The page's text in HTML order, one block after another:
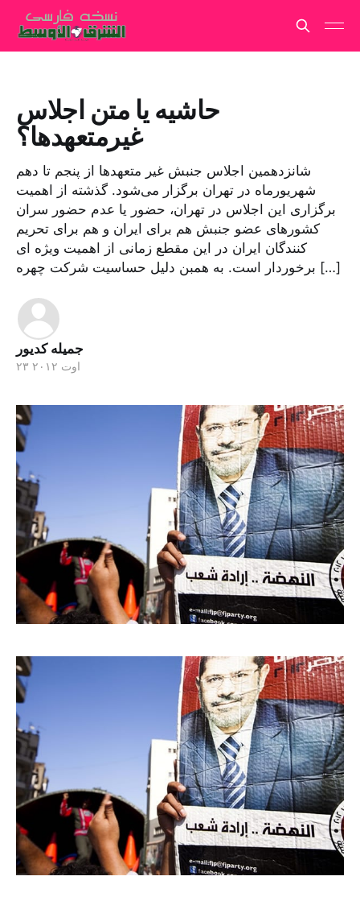
حاشیه یا متن اجلاس
غیرمتعهدها؟
شانزدهمین اجلاس جنبش غیر متعهدها از پنجم تا دهم
شهریورماه در تهران برگزار می‌شود. گذشته از اهمیت
برگزاری این اجلاس در تهران، حضور یا عدم حضور سران
کشورهای عضو جنبش هم برای ایران و هم برای تحریم
کنندگان ایران در این مقطع زمانی از اهمیت ویژه ای
برخوردار است. به همبن دلیل حساسیت شرکت چهره […]
جمیله کدیور
۲۳ اوت ۲۰۱۲